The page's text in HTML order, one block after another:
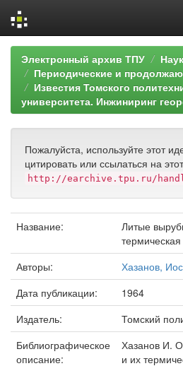
Skip
navigation
Электронный архив ТПУ
Периодические и
Известия Томского
университета. Инжиниринг
Пожалуйста, используйте этот
цитировать или ссылаться на
http://earchive.tpu.ru/
Название:
Литые
Авторы:
Хазанов,
Дата публикации:
1964
Издатель:
Томский
Библиографическое
описание:
Хазанов И.
и их